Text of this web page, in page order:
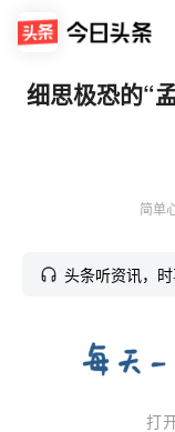
细思极恐的“
简单
头条听资讯，
打